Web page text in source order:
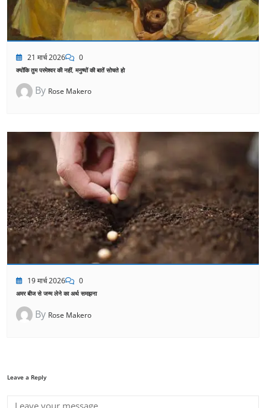
21 मार्च 2026 0
क्योंकि तुम परमेश्वर की नहीं, मनुष्यों की बातें सोचते हो
By Rose Makero
19 मार्च 2026 0
अमर बीज से जन्म लेने का अर्थ समझना
By Rose Makero
Leave a Reply